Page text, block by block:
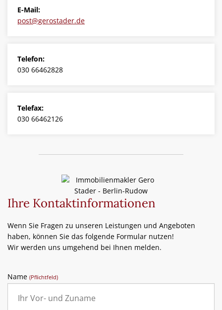
Sie wollen verkaufen?
Service
E-Mail:
post@gerostader.de
Telefon:
030 66462828
Telefax:
030 66462126
Ihre Kontaktinformationen
Wenn Sie Fragen zu unseren Leistungen und Angeboten
haben, können Sie das folgende Formular nutzen!
Wir werden uns umgehend bei Ihnen melden.
Name (Pflichtfeld)